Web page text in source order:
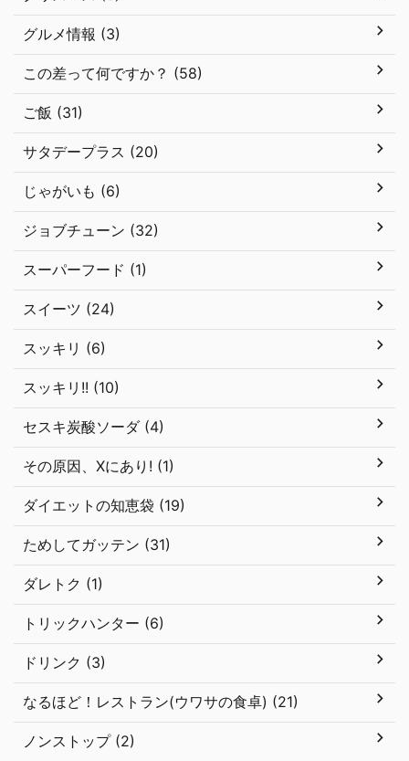
グルメ情報 (3)
この差って何ですか？ (58)
ご飯 (31)
サタデープラス (20)
じゃがいも (6)
ジョブチューン (32)
スーパーフード (1)
スイーツ (24)
スッキリ (6)
スッキリ!! (10)
セスキ炭酸ソーダ (4)
その原因、Xにあり! (1)
ダイエットの知恵袋 (19)
ためしてガッテン (31)
ダレトク (1)
トリックハンター (6)
ドリンク (3)
なるほど！レストラン(ウワサの食卓) (21)
ノンストップ (2)